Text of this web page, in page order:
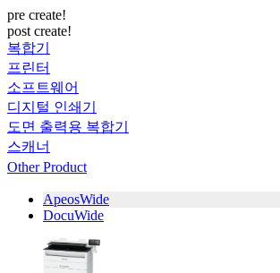
pre create!
post create!
복합기
프린터
소프트웨어
디지털 인쇄기
도면 출력용 복합기
스캐너
Other Product
ApeosWide
DocuWide